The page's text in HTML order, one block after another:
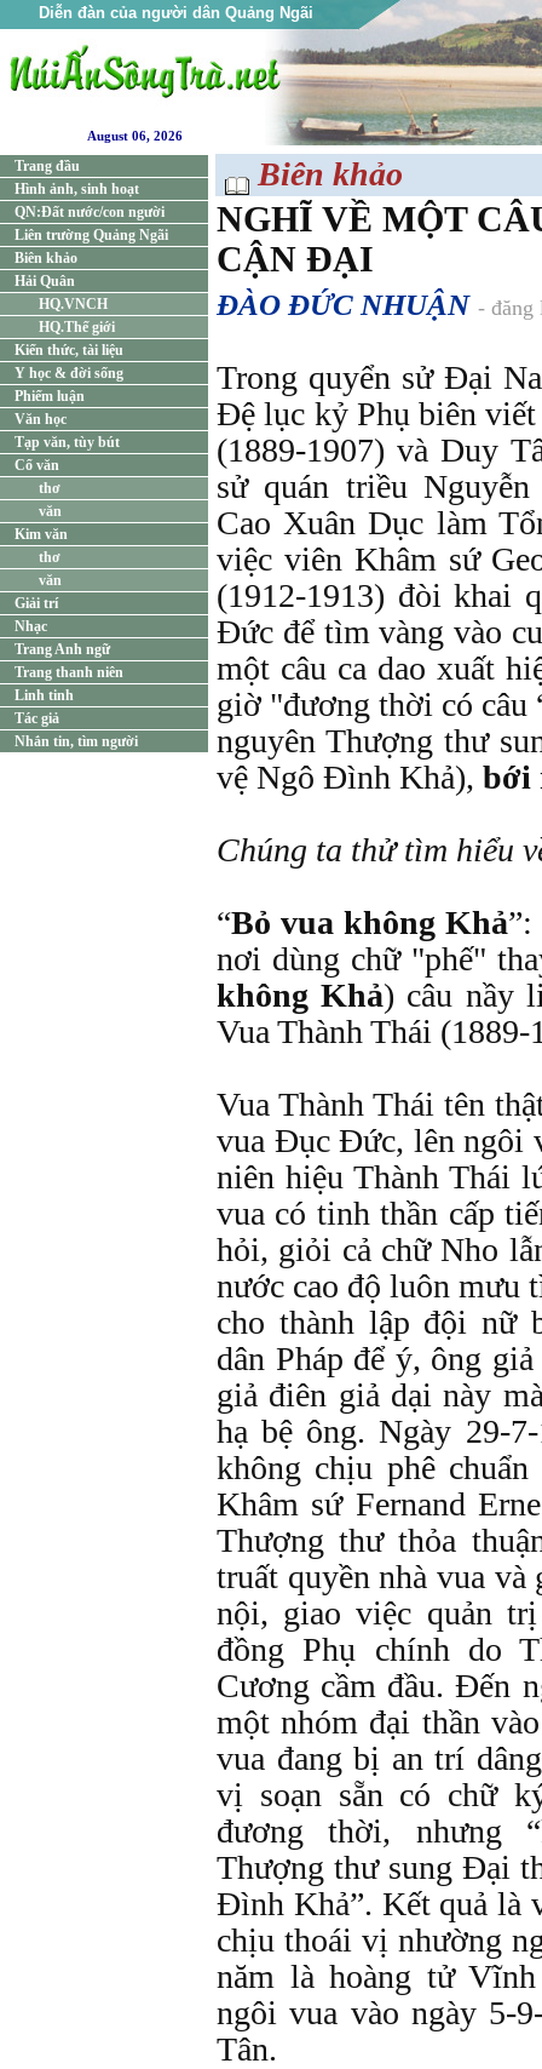
Diễn đàn của người dân Quảng Ngãi
August 06, 2026
Trang đầu
Hình ảnh, sinh hoạt
QN:Đất nước/con người
Liên trường Quảng Ngãi
Biên khảo
Hải Quân
HQ.VNCH
HQ.Thế giới
Kiến thức, tài liệu
Y học & đời sống
Phiếm luận
Văn học
Tạp văn, tùy bút
Cổ văn
thơ
văn
Kim văn
thơ
văn
Giải trí
Nhạc
Trang Anh ngữ
Trang thanh niên
Linh tinh
Tác giả
Nhắn tin, tìm người
Biên khảo
NGHĨ VỀ MỘT
CẬN ĐẠI
ĐÀO ĐỨC NHUẬN - đăng
Trong quyển sử Đại
Đệ lục kỷ Phụ biên
(1889-1907) và Duy
sử quán triều
Cao Xuân Dục làm
việc viên Khâm sứ
(1912-1913) đòi khai
Đức để tìm vàng vào
một câu ca dao xuất
giờ "đương thời có câu
nguyên Thượng thư
vệ Ngô Đình Khả), bới
Chúng ta thử tìm hiểu
“Bỏ vua không Khả”:
nơi dùng chữ "phế"
không Khả) câu nầy
Vua Thành Thái
Vua Thành Thái tên
vua Đục Đức, lên ngôi
niên hiệu Thành Thái
vua có tinh thần cấp
hỏi, giỏi cả chữ Nho
nước cao độ luôn mưu
cho thành lập đội nữ
dân Pháp để ý, ông
giả điên giả dại này
hạ bệ ông. Ngày 29-
không chịu phê
Khâm sứ Fernand
Thượng thư thỏa
truất quyền nhà vua
nội, giao việc quản
đồng Phụ chính do
Cương cầm đầu. Đến
một nhóm đại thần
vua đang bị an trí
vị soạn sẵn có chữ
đương thời, nhưng
Thượng thư sung Đại
Đình Khả”. Kết quả là
chịu thoái vị nhường
năm là hoàng tử
ngôi vua vào ngày 5-
Tân.